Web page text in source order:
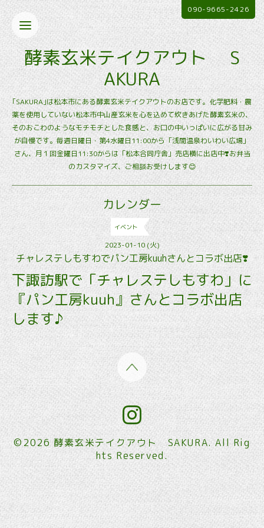
酵素玄米テイクアウト S
AKURA
｢SAKURA｣は松本市にある酵素玄米テイクアウトのお店です。化学肥料・農
薬を使用していない松本市中山産玄米を心を込めて炊きあげた酵素玄米の、
そのおこわのようなモチモチとした食感と、お口の中いっぱいに広がる甘み
が自慢です。毎週日曜日・第4水曜日11:00から「浅間温泉わいわい広場」
さん、月１回金曜日11:30からは「松本合同庁舎」売店横に出店中❣️お弁当
のカスタマイズ、ご相談お受けします😊
090-9665-2426
カレンダー
イベント
2023-01-10 (火)
チャレステしもすわでパン工房kuuhさんとコラボ出店❣️
下諏訪駅で「チャレステしもすわ」に
『パン工房kuuh』さんとコラボ出店
します♪
©2026酵素玄米テイクアウト SAKURA. All Rig
hts Reserved.